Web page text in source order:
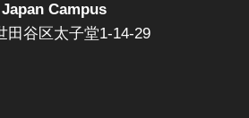
Campus
田谷区太子堂1-14-29